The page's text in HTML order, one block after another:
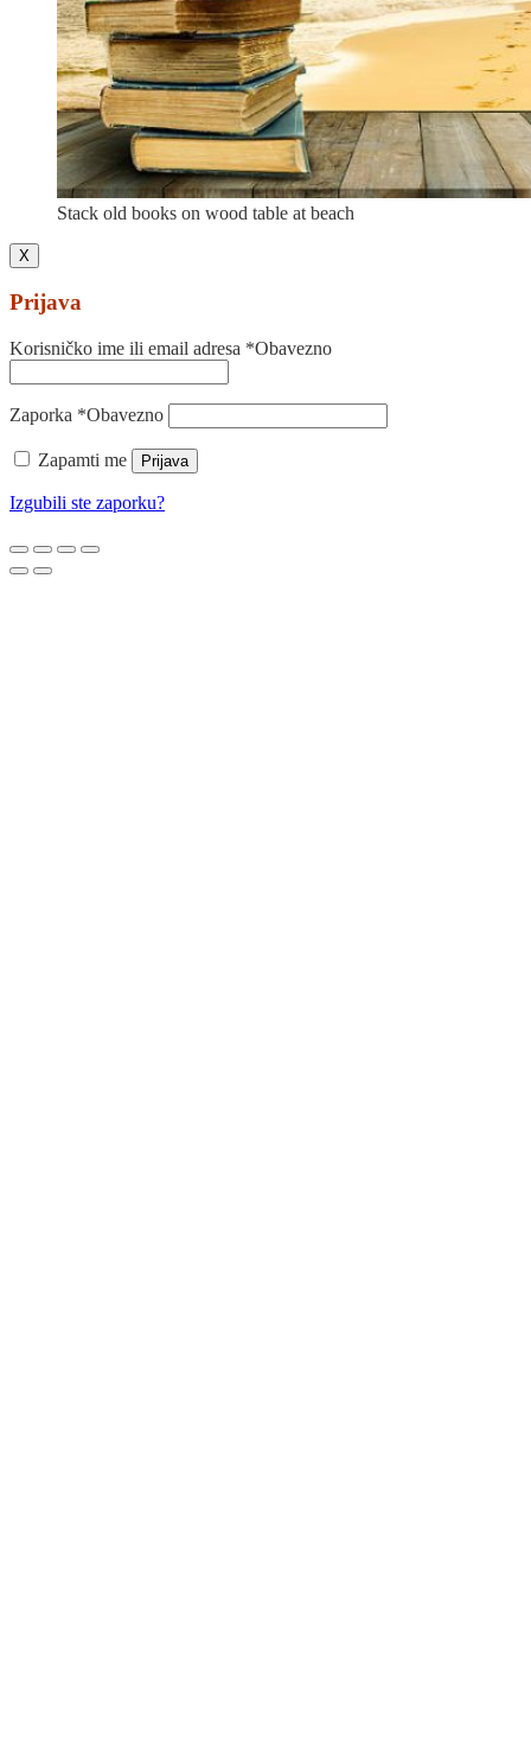
Stack old books on wood table at beach
X
Prijava
Korisničko ime ili email adresa *Obavezno
Zaporka *Obavezno
Zapamti me Prijava
Izgubili ste zaporku?